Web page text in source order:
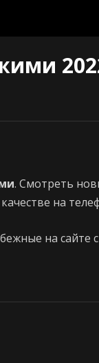
. Смотреть
на
на сайте